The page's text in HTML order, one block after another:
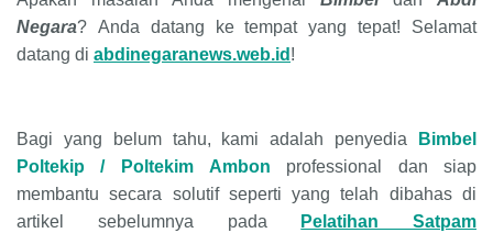
Negara? Anda datang ke tempat yang tepat! Selamat
datang di abdinegaranews.web.id !
Bagi yang belum tahu, kami adalah penyedia
Bimbel
Poltekip / Poltekim Ambon
professional dan siap
membantu secara solutif seperti yang telah dibahas di
artikel sebelumnya pada
Pelatihan Satpam